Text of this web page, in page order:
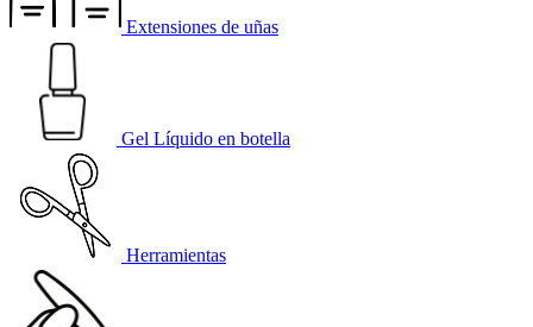
Extensiones de uñas
Gel Líquido en botella
Herramientas